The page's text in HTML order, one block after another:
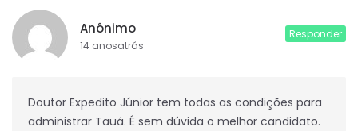
Anônimo
14 anosatrás
Responder
Doutor Expedito Júnior tem todas as condições para
administrar Tauá. É sem dúvida o melhor candidato.